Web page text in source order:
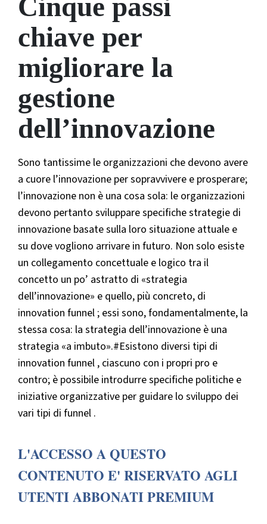
Cinque passi
chiave per
migliorare la
gestione
dell’innovazione
Sono tantissime le organizzazioni che devono avere
a cuore l’innovazione per sopravvivere e prosperare;
l’innovazione non è una cosa sola: le organizzazioni
devono pertanto sviluppare specifiche strategie di
innovazione basate sulla loro situazione attuale e
su dove vogliono arrivare in futuro. Non solo esiste
un collegamento concettuale e logico tra il
concetto un po’ astratto di «strategia
dell’innovazione» e quello, più concreto, di
innovation funnel ; essi sono, fondamentalmente, la
stessa cosa: la strategia dell’innovazione è una
strategia «a imbuto».#Esistono diversi tipi di
innovation funnel , ciascuno con i propri pro e
contro; è possibile introdurre specifiche politiche e
iniziative organizzative per guidare lo sviluppo dei
vari tipi di funnel .
L'ACCESSO A QUESTO
CONTENUTO E' RISERVATO AGLI
UTENTI ABBONATI PREMIUM